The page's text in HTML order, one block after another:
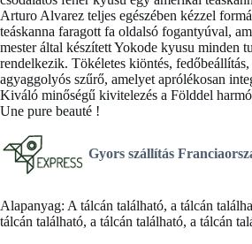
Arturo Alvarez teljes egészében kézzel
teáskanna faragott fa oldalsó fogantyúval,
mester által készített Yokode kyusu minden
rendelkezik. Tökéletes kiöntés,
agyaggolyós szűrő, amelyet aprólékosan
Kiváló minőségű kivitelezés a Földdel
Une pure beauté !
Gyors szállítás
Alapanyag: A tálcán található, a tálcán
tálcán található, a tálcán található, a tálcán